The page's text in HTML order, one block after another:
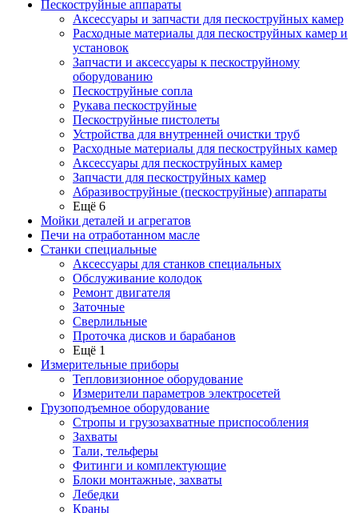
Пескоструйные аппараты
Аксессуары и запчасти для пескоструйных камер
Расходные материалы для пескоструйных камер и
установок
Запчасти и аксессуары к пескоструйному
оборудованию
Пескоструйные сопла
Рукава пескоструйные
Пескоструйные пистолеты
Устройства для внутренней очистки труб
Расходные материалы для пескоструйных камер
Аксессуары для пескоструйных камер
Запчасти для пескоструйных камер
Абразивоструйные (пескоструйные) аппараты
Ещё 6
Мойки деталей и агрегатов
Печи на отработанном масле
Станки специальные
Аксессуары для станков специальных
Обслуживание колодок
Ремонт двигателя
Заточные
Сверлильные
Проточка дисков и барабанов
Ещё 1
Измерительные приборы
Тепловизионное оборудование
Измерители параметров электросетей
Грузоподъемное оборудование
Стропы и грузозахватные приспособления
Захваты
Тали, тельферы
Фитинги и комплектующие
Блоки монтажные, захваты
Лебедки
Краны